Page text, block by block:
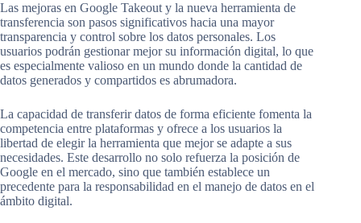
Las mejoras en Google Takeout y la nueva herramienta de
transferencia son pasos significativos hacia una mayor
transparencia y control sobre los datos personales. Los
usuarios podrán gestionar mejor su información digital, lo que
es especialmente valioso en un mundo donde la cantidad de
datos generados y compartidos es abrumadora.
La capacidad de transferir datos de forma eficiente fomenta la
competencia entre plataformas y ofrece a los usuarios la
libertad de elegir la herramienta que mejor se adapte a sus
necesidades. Este desarrollo no solo refuerza la posición de
Google en el mercado, sino que también establece un
precedente para la responsabilidad en el manejo de datos en el
ámbito digital.